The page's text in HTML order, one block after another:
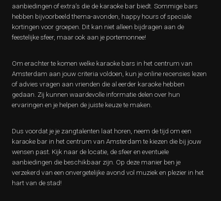
aanbiedingen of extra’s die de karaoke bar biedt. Sommige bars
hebben bijvoorbeeld thema-avonden, happy hours of speciale
kortingen voor groepen. Dit kan niet alleen bijdragen aan de
feestelijke sfeer, maar ook aan je portemonnee!
Om erachter te komen welke karaoke bars in het centrum van
Amsterdam aan jouw criteria voldoen, kun je online recensies lezen
of advies vragen aan vrienden die al eerder karaoke hebben
gedaan. Zij kunnen waardevolle informatie delen over hun
ervaringen en je helpen de juiste keuze te maken.
Dus voordat je je zangtalenten laat horen, neem de tijd om een
karaoke bar in het centrum van Amsterdam te kiezen die bij jouw
wensen past. Kijk naar de locatie, de sfeer en eventuele
aanbiedingen die beschikbaar zijn. Op deze manier ben je
verzekerd van een onvergetelijke avond vol muziek en plezier in het
hart van de stad!